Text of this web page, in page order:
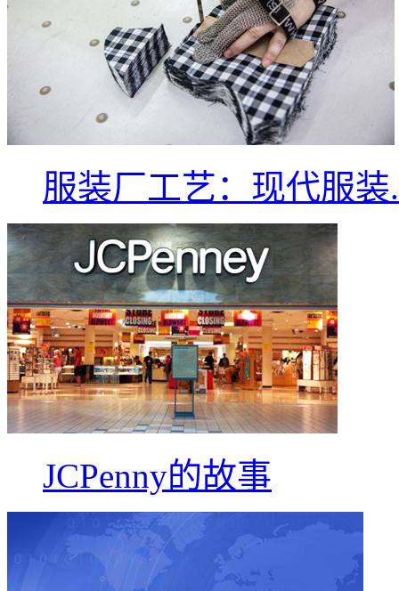
服装厂工艺：现代服装
JCPenny的故事